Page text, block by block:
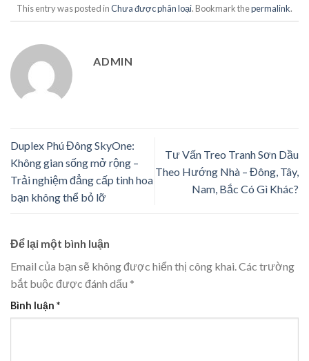
This entry was posted inChưa được phân loại. Bookmark thepermalink.
ADMIN
Duplex Phú Đông SkyOne:
Không gian sống mở rộng –
Trải nghiệm đẳng cấp tinh hoa
bạn không thể bỏ lỡ
Tư Vấn Treo Tranh Sơn Dầu
Theo Hướng Nhà – Đông, Tây,
Nam, Bắc Có Gì Khác?
Để lại một bình luận
Email của bạn sẽ không được hiển thị công khai.Các trường
bắt buộc được đánh dấu *
Bình luận *